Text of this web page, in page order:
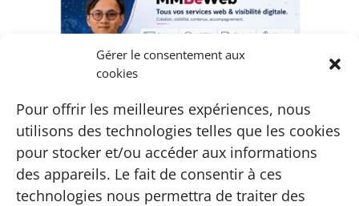
Gérer le consentement aux
cookies
Pour offrir les meilleures expériences, nous
utilisons des technologies telles que les cookies
pour stocker et/ou accéder aux informations
des appareils. Le fait de consentir à ces
technologies nous permettra de traiter des